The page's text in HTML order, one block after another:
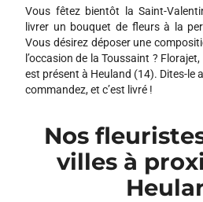
Vous fêtez bientôt la Saint-
livrer un bouquet de fleurs à la
Vous désirez déposer une
l’occasion de la Toussaint ?
est présent à Heuland (14). Dites-le
commandez, et c’est livré !
Nos
villes à